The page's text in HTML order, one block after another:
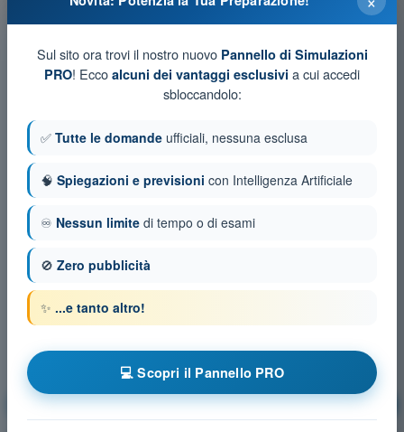
Meteorologia Allenamento!
Sul sito ora trovi il nostro nuovo Pannello di Simulazioni
PRO! Ecco alcuni dei vantaggi esclusivi a cui accedi
sbloccandolo:
✅ Tutte le domande ufficiali, nessuna esclusa
🧠 Spiegazioni e previsioni con Intelligenza Artificiale
♾️ Nessun limite di tempo o di esami
🚫 Zero pubblicità
✨ ...e tanto altro!
💻 Scopri il Pannello PRO